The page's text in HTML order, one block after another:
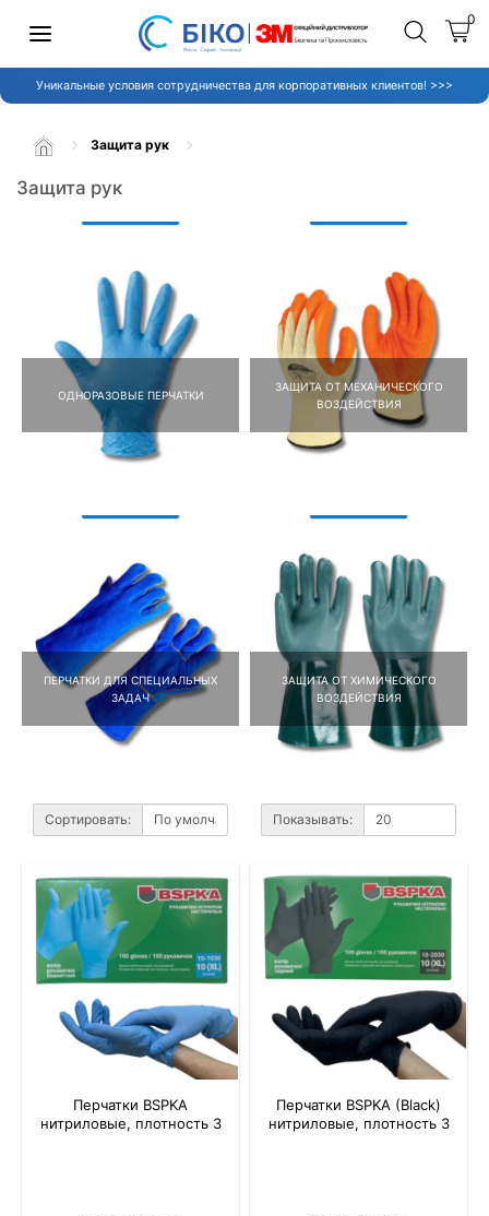
0
Уникальные условия сотрудничества для корпоративных клиентов! >>>
Защита рук
Защита рук
ОДНОРАЗОВЫЕ ПЕРЧАТКИ
ЗАЩИТА ОТ МЕХАНИЧЕСКОГО
ВОЗДЕЙСТВИЯ
ПЕРЧАТКИ ДЛЯ СПЕЦИАЛЬНЫХ
ЗАДАЧ
ЗАЩИТА ОТ ХИМИЧЕСКОГО
ВОЗДЕЙСТВИЯ
Сортировать: Показывать:
Перчатки BSPKA
нитриловые, плотность 3
Перчатки BSPKA (Black)
нитриловые, плотность 3